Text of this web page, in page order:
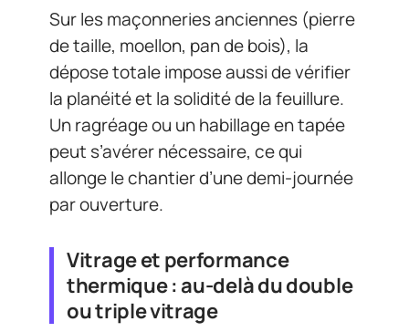
Sur les maçonneries anciennes (pierre
de taille, moellon, pan de bois), la
dépose totale impose aussi de vérifier
la planéité et la solidité de la feuillure.
Un ragréage ou un habillage en tapée
peut s’avérer nécessaire, ce qui
allonge le chantier d’une demi-journée
par ouverture.
Vitrage et performance
thermique : au-delà du double
ou triple vitrage